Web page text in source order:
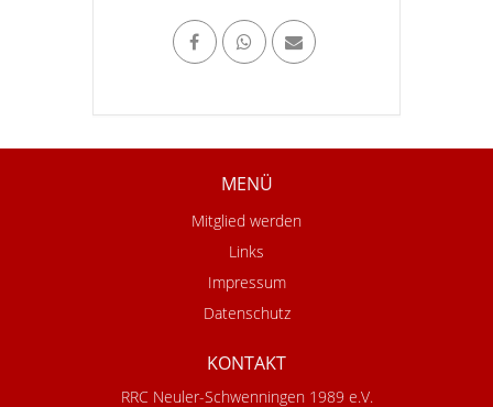
MENÜ
Mitglied werden
Links
Impressum
Datenschutz
KONTAKT
RRC Neuler-Schwenningen 1989 e.V.